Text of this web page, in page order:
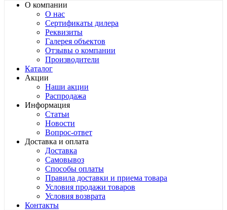
О компании
О нас
Сертификаты дилера
Реквизиты
Галерея объектов
Отзывы о компании
Производители
Каталог
Акции
Наши акции
Распродажа
Информация
Статьи
Новости
Вопрос-ответ
Доставка и оплата
Доставка
Самовывоз
Способы оплаты
Правила доставки и приема товара
Условия продажи товаров
Условия возврата
Контакты